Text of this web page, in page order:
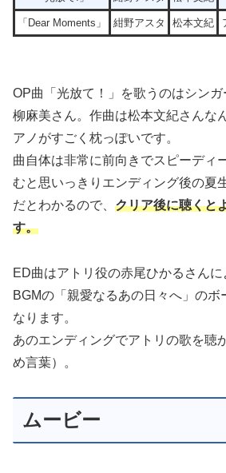
「Dear Moments」 紺野アスタ 松本文紀
OP曲「光放て！」を歌うのはシン
柳麻美さん。作曲は松本文紀さんな
アノがすごく枕っぽいです。
曲自体は非常に前向きでスピーディ
むと思いっきりエンディング後の夏
だとわかるので、 クリア後に聴くと
す。
ED曲はアトリ役の赤尾ひかるさんに
BGMの「親愛なるあの日々へ」のボ
なります。
あのエンディングでアトリの歌を聴
め言葉）。
ムービー